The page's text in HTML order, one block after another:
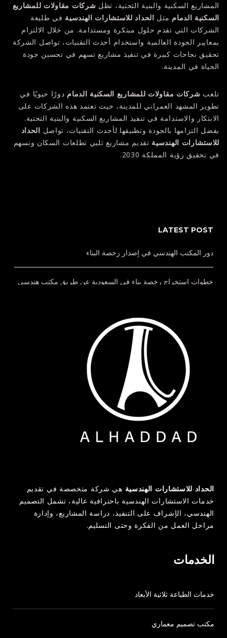
المشاريع السكنية والبنية التحتية، تظل شركات مقاولات للمشاريع
السكنية الدمام مثل الحداد للاستشارات الهندسية في طليعة
الشركات التي تقدم حلول مبتكرة ومستدامة. من خلال الالتزام
بمعايير الجودة العالمية واستخدام أحدث التقنيات، تواصل الشركة
تحقيق نجاحات كبيرة في تنفيذ مشاريع تسهم في تحسين جودة
الحياة في المدينة.
تلعب شركات مقاولات للمشاريع السكنية الدمام دورًا حيويًا في
تطوير المشهد العمراني للمدينة، حيث تعتمد هذه الشركات على
الابتكار والاستدامة في تنفيذ المشاريع السكنية والبنية التحتية.
بفضل التزامها بالجودة وتطبيقها لأحدث التقنيات، تواصل الحداد
للاستشارات الهندسية تقديم مشاريع تلبي تطلعات السكان وتسهم
في تحقيق رؤية المملكة 2030.
LATEST POST
دور المكتب الهندسي في إصدار رخصة البناء
خطوات استخراج رخصة بناء في السعودية عن طريق مكتب هندسي
مراحل الإشراف الهندسي خطوة بخطوة كيف يضمن نجاح مشروعك؟
الفرق بين إدارة المشاريع والإشراف الهندسي أيهما تحتاج لمشروعك؟
966138345032
info@heng.sa
www.heng.saالخدمات
خدمات الطباعة ثلاثية الأبعاد
مكتب تصميم معماري
الحداد للاستشارات الهندسية هي شركة متخصصة في تقديم
خدمات الاستشارات الهندسية باحترافية عالية، تشمل التصميم
الهندسي، الإشراف على التنفيذ، دراسة المشاريع، وإدارة
مراحل العمل من الفكرة وحتى التسليم.